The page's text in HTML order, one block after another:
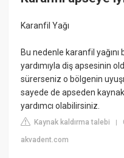
Karanfil Yağı
Bu nedenle karanfil
yardımıyla diş apsesinin
sürerseniz o bölgenin
sayede de apseden
yardımcı olabilirsiniz.
Kaynak kaldırma talebi |
akvadent.com